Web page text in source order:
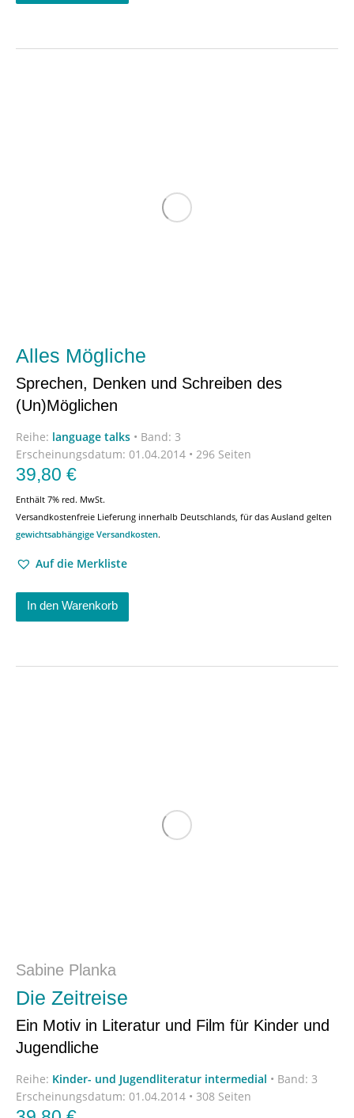
Alles Mögliche
Sprechen, Denken und Schreiben des
(Un)Möglichen
Reihe: language talks • Band: 3
Erscheinungsdatum: 01.04.2014 • 296 Seiten
39,80 €
Enthält 7% red. MwSt.
Versandkostenfreie Lieferung innerhalb Deutschlands, für das Ausland gelten
gewichtsabhängige Versandkosten.
Auf die Merkliste
In den Warenkorb
Sabine Planka
Die Zeitreise
Ein Motiv in Literatur und Film für Kinder und
Jugendliche
Reihe: Kinder- und Jugendliteratur intermedial • Band: 3
Erscheinungsdatum: 01.04.2014 • 308 Seiten